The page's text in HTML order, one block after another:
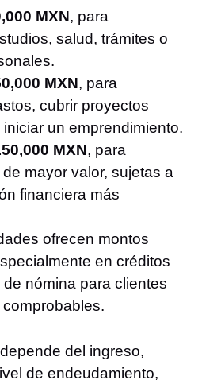
MXN, para
salud, trámites o
MXN, para
cubrir proyectos
un emprendimiento.
MXN, para
mayor valor, sujetas a
financiera más
ofrecen montos
en créditos
nómina para clientes
del ingreso,
de endeudamiento,